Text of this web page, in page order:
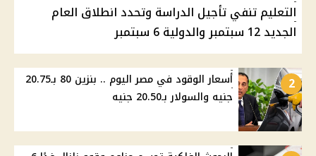
التعليم تنفي تأجيل الدراسة وتحدد انطلاق العام
الجديد 12 سبتمبر والدولية 6 سبتمبر
2
أسعار الوقود في مصر اليوم .. بنزين 80 بـ20.75
جنيه والسولار بـ20.50 جنيه